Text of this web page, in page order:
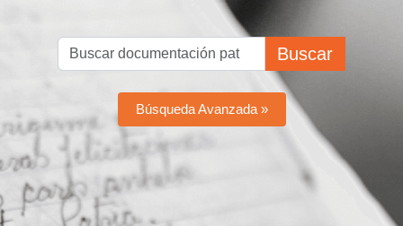
Buscar
Búsqueda Avanzada »